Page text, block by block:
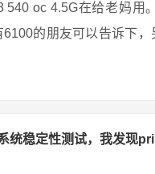
540 oc 4.5G在给老妈用
的朋友可以告诉下，
统稳定性测试，我发现